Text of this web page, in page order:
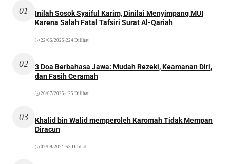
01
Inilah Sosok Syaiful Karim, Dinilai Menyimpang MUI
Karena Salah Fatal Tafsiri Surat Al-Qariah
22/05/2025 •224 Dilihat
02
3 Doa Berbahasa Jawa: Mudah Rezeki, Keamanan Diri,
dan Fasih Ceramah
26/07/2025 •125 Dilihat
03
Khalid bin Walid memperoleh Karomah Tidak Mempan
Diracun
02/09/2021 •53 Dilihat